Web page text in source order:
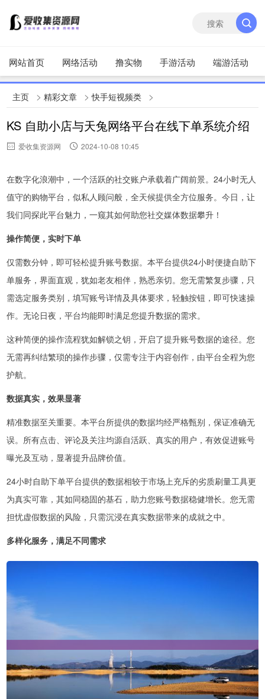
网站首页 网络活动 撸实物 手游活动 端游活动
主页 >精彩文章 >快手短视频类 >
KS 自助小店与天兔网络平台在线下单系统介绍
爱收集资源网 2024-10-08 10:45
在数字化浪潮中，一个活跃的社交账户承载着广阔前景。24小时无人
值守的购物平台，似私人顾问般，全天候提供全方位服务。今日，让
我们同探此平台魅力，一窥其如何助您社交媒体数据攀升！
操作简便，实时下单
仅需数分钟，即可轻松提升账号数据。本平台提供24小时便捷自助下
单服务，界面直观，犹如老友相伴，熟悉亲切。您无需繁复步骤，只
需选定服务类别，填写账号详情及具体要求，轻触按钮，即可快速操
作。无论日夜，平台均能即时满足您提升数据的需求。
这种简便的操作流程犹如解锁之钥，开启了提升账号数据的途径。您
无需再纠结繁琐的操作步骤，仅需专注于内容创作，由平台全程为您
护航。
数据真实，效果显著
精准数据至关重要。本平台所提供的数据均经严格甄别，保证准确无
误。所有点击、评论及关注均源自活跃、真实的用户，有效促进账号
曝光及互动，显著提升品牌价值。
24小时自助下单平台提供的数据相较于市场上充斥的劣质刷量工具更
为真实可靠，其如同稳固的基石，助力您账号数据稳健增长。您无需
担忧虚假数据的风险，只需沉浸在真实数据带来的成就之中。
多样化服务，满足不同需求